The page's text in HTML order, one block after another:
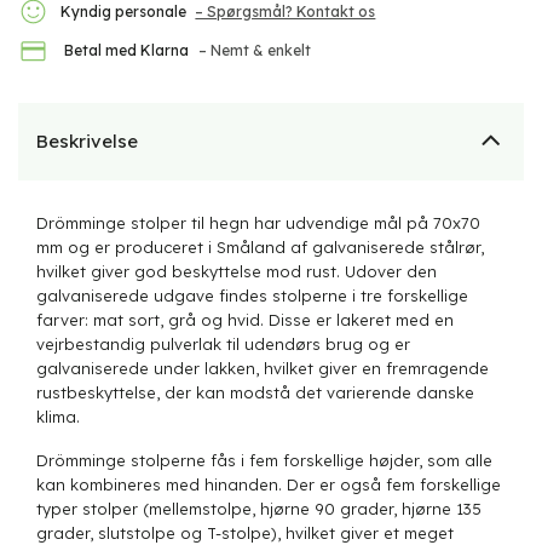
Kyndig personale – Spørgsmål? Kontakt os
Betal med Klarna – Nemt & enkelt
Beskrivelse
Drömminge stolper til hegn har udvendige mål på 70x70
mm og er produceret i Småland af galvaniserede stålrør,
hvilket giver god beskyttelse mod rust. Udover den
galvaniserede udgave findes stolperne i tre forskellige
farver: mat sort, grå og hvid. Disse er lakeret med en
vejrbestandig pulverlak til udendørs brug og er
galvaniserede under lakken, hvilket giver en fremragende
rustbeskyttelse, der kan modstå det varierende danske
klima.
Drömminge stolperne fås i fem forskellige højder, som alle
kan kombineres med hinanden. Der er også fem forskellige
typer stolper (mellemstolpe, hjørne 90 grader, hjørne 135
grader, slutstolpe og T-stolpe), hvilket giver et meget